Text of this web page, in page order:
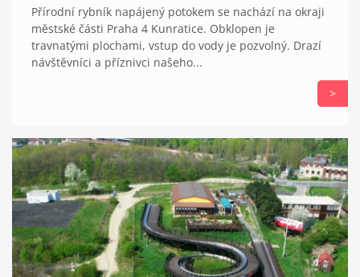
Přírodní rybník napájený potokem se nachází na okraji
městské části Praha 4 Kunratice. Obklopen je
travnatými plochami, vstup do vody je pozvolný. Drazí
návštěvníci a příznivci našeho...
>